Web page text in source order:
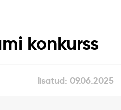
konkurss
lisatud: 09.06.2025